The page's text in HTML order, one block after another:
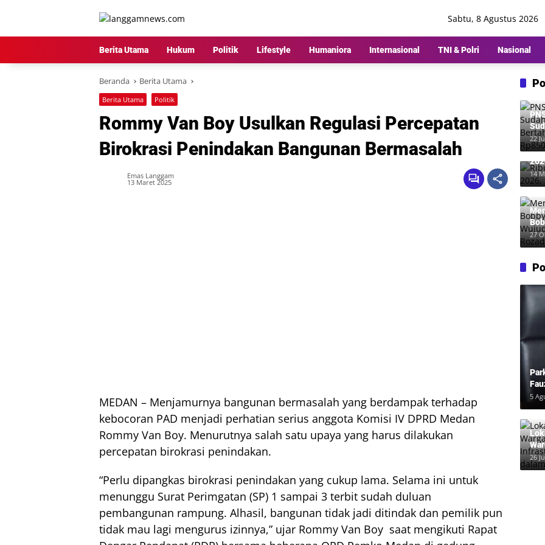
Sabtu, 8 Agustus 2026
Berita Utama Hukum Politik Lifestyle Humaniora Internasional TNI & Polri Nasional
Beranda Berita Utama
Berita Utama Politik
Rommy Van Boy Usulkan Regulasi Percepatan
Birokrasi Penindakan Bangunan Bermasalah
Emas Langgam
13 Maret 2025
MEDAN – Menjamurnya bangunan bermasalah yang berdampak terhadap
kebocoran PAD menjadi perhatian serius anggota Komisi IV DPRD Medan
Rommy Van Boy. Menurutnya salah satu upaya yang harus dilakukan
percepatan birokrasi penindakan.
“Perlu dipangkas birokrasi penindakan yang cukup lama. Selama ini untuk
menunggu Surat Perimgatan (SP) 1 sampai 3 terbit sudah duluan
pembangunan rampung. Alhasil, bangunan tidak jadi ditindak dan pemilik pun
tidak mau lagi mengurus izinnya,” ujar Rommy Van Boy saat mengikuti Rapat
22
14
27
5
26